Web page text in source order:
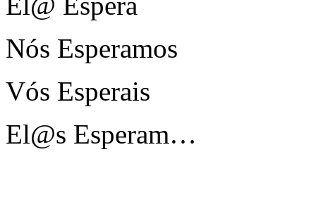
Nós Esperamos
Vós Esperais
El@s Esperam…